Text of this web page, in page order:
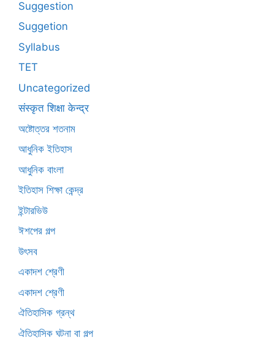
Suggestion
Suggetion
Syllabus
TET
Uncategorized
संस्कृत शिक्षा केन्द्र
অষ্টোত্তর শতনাম
আধুনিক ইতিহাস
আধুনিক বাংলা
ইতিহাস শিক্ষা কেন্দ্র
ইন্টারভিউ
ঈশপের গল্প
উৎসব
একাদশ শ্রেণী
একাদশ শ্রেণী
ঐতিহাসিক গ্রন্থ
ঐতিহাসিক ঘটনা বা গল্প